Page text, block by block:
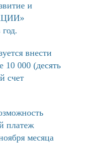
и
внести
10 000 (десять
счет
платеж
месяца